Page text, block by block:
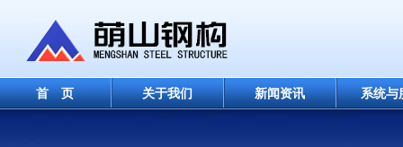
首 页 关于我们 新闻资讯 系统与